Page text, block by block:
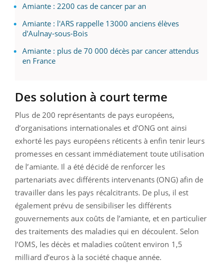
Amiante : 2200 cas de cancer par an
Amiante : l'ARS rappelle 13000 anciens élèves
d'Aulnay-sous-Bois
Amiante : plus de 70 000 décès par cancer attendus
en France
Des solution à court terme
Plus de 200 représentants de pays européens,
d’organisations internationales et d’ONG ont ainsi
exhorté les pays européens réticents à enfin tenir leurs
promesses en cessant immédiatement toute utilisation
de l’amiante. Il a été décidé de renforcer les
partenariats avec différents intervenants (ONG) afin de
travailler dans les pays récalcitrants. De plus, il est
également prévu de sensibiliser les différents
gouvernements aux coûts de l’amiante, et en particulier
des traitements des maladies qui en découlent. Selon
l’OMS, les décès et maladies coûtent environ 1,5
milliard d’euros à la société chaque année.